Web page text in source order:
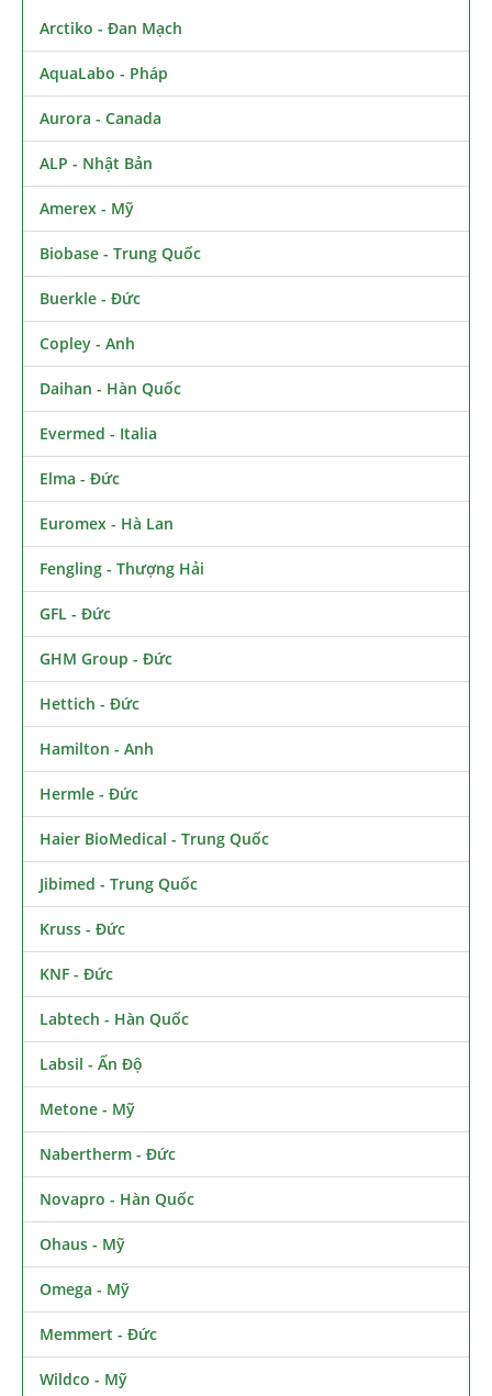
Arctiko - Đan Mạch
AquaLabo - Pháp
Aurora - Canada
ALP - Nhật Bản
Amerex - Mỹ
Biobase - Trung Quốc
Buerkle - Đức
Copley - Anh
Daihan - Hàn Quốc
Evermed - Italia
Elma - Đức
Euromex - Hà Lan
Fengling - Thượng Hải
GFL - Đức
GHM Group - Đức
Hettich - Đức
Hamilton - Anh
Hermle - Đức
Haier BioMedical - Trung Quốc
Jibimed - Trung Quốc
Kruss - Đức
KNF - Đức
Labtech - Hàn Quốc
Labsil - Ấn Độ
Metone - Mỹ
Nabertherm - Đức
Novapro - Hàn Quốc
Ohaus - Mỹ
Omega - Mỹ
Memmert - Đức
Wildco - Mỹ